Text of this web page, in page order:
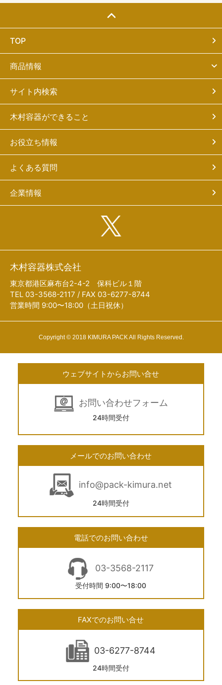
TOP
商品情報
サイト内検索
木村容器ができること
お役立ち情報
よくある質問
企業情報
木村容器株式会社
東京都港区麻布台2-4-2 保科ビル１階
TEL 03-3568-2117 / FAX 03-6277-8744
営業時間 9:00〜18:00（土日祝休）
Copyright © 2018 KIMURA PACK All Rights Reserved.
ウェブサイトからお問い合せ
お問い合わせフォーム
24時間受付
メールでのお問い合わせ
info@pack-kimura.net
24時間受付
電話でのお問い合わせ
03-3568-2117
受付時間 9:00〜18:00
FAXでのお問い合せ
03-6277-8744
24時間受付